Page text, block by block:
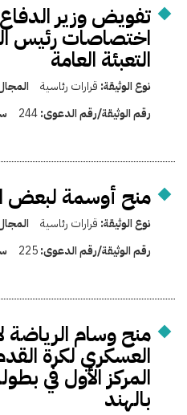
تفويض وزير
اختصاصات رئيس
التعبئة العامة
نوع الوثيقة: قرارات رئاسية
رقم الوثيقة/رقم الدعوى:244
منح أوسمة لبعض
نوع الوثيقة: قرارات رئاسية
رقم الوثيقة/رقم الدعوى:225
منح وسام الرياضة
العسكري لكرة
المركز الأول في
بالهند